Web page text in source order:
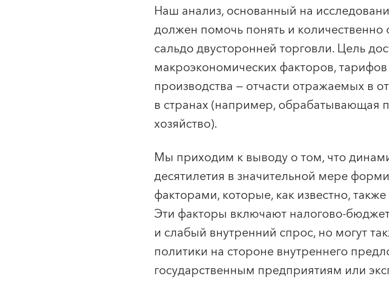
Наш анализ, основанный на
должен помочь понять и
сальдо двусторонней торговли. Цель
макроэкономических факторов,
производства — отчасти отражаемых в
в странах (например, обрабатывающая
хозяйство).
Мы приходим к выводу о том, что
десятилетия в значительной мере
факторами, которые, как известно,
Эти факторы включают налогово-
и слабый внутренний спрос, но могут
политики на стороне внутреннего
государственным предприятиям или